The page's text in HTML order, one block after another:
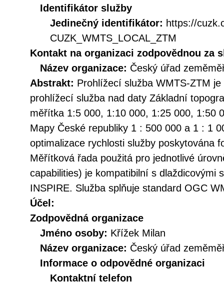
Identifikátor služby
Jedinečný identifikátor: https://
CUZK_WMTS_LOCAL_ZTM
Kontakt na organizaci zodpovědnou za
Název organizace: Český úřad
Abstrakt: Prohlížecí služba WMTS-ZTM
prohlížecí služba nad daty Základní
měřítka 1:5 000, 1:10 000, 1:25 000, 1:50
Mapy České republiky 1 : 500 000 a 1 : 1
optimalizace rychlosti služby poskytována
Měřítková řada použitá pro jednotlivé
capabilities) je kompatibilní s dlaždicovými
INSPIRE. Služba splňuje standard OGC
Účel:
Zodpovědná organizace
Jméno osoby: Křížek Milan
Název organizace: Český úřad
Informace o odpovědné organizaci
Kontaktní telefon